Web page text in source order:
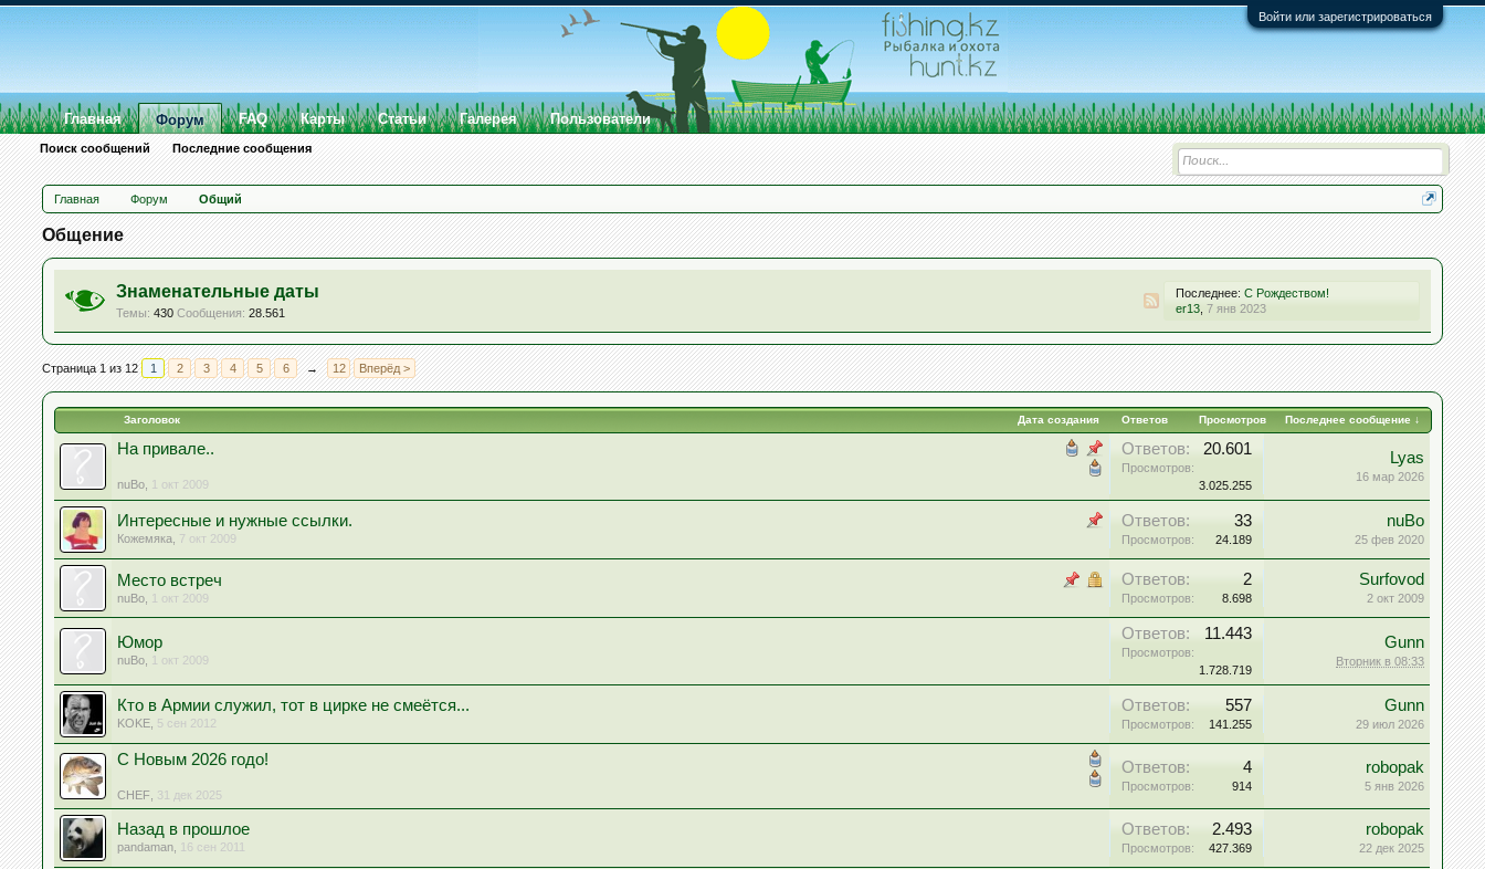
Войти или зарегистрироваться
Главная Форум Общий
Общение
Знаменательные даты
Темы: 430 Сообщения: 28.561
Последнее: С Рождеством!
er13, 7 янв 2023
Страница 1 из 12 1 2 3 4 5 6 → 12 Вперёд >
Заголовок Дата создания Ответов Просмотров Последнее сообщение ↓
На привале..
nuBo 1 окт 2009
Ответов: 20.601
Просмотров:
3.025.255
Lyas
16 мар 2026
Интересные и нужные ссылки.
Кожемяка 7 окт 2009
Ответов: 33
Просмотров: 24.189
nuBo
25 фев 2020
Место встреч
nuBo 1 окт 2009
Ответов: 2
Просмотров: 8.698
Surfovod
2 окт 2009
Юмор
nuBo 1 окт 2009
Ответов: 11.443
Просмотров:
1.728.719
Gunn
Вторник в 08:33
Кто в Армии служил, тот в цирке не смеётся...
KOKE 5 сен 2012
Ответов: 557
Просмотров: 141.255
Gunn
29 июл 2026
С Новым 2026 годо!
CHEF 31 дек 2025
Ответов: 4
Просмотров: 914
robopak
5 янв 2026
Назад в прошлое
pandaman 16 сен 2011
Ответов: 2.493
Просмотров: 427.369
robopak
22 дек 2025
Главная Форум
Поиск сообщений Последние сообщения
FAQ Карты Статьи Галерея Пользователи